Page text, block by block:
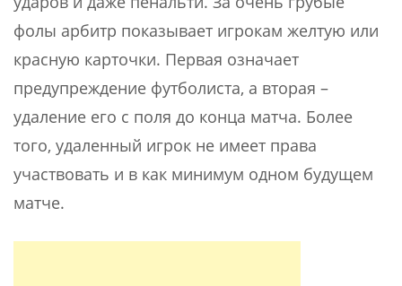
фолы арбитр показывает игрокам желтую или
красную карточки. Первая означает
предупреждение футболиста, а вторая –
удаление его с поля до конца матча. Более
того, удаленный игрок не имеет права
участвовать и в как минимум одном будущем
матче.